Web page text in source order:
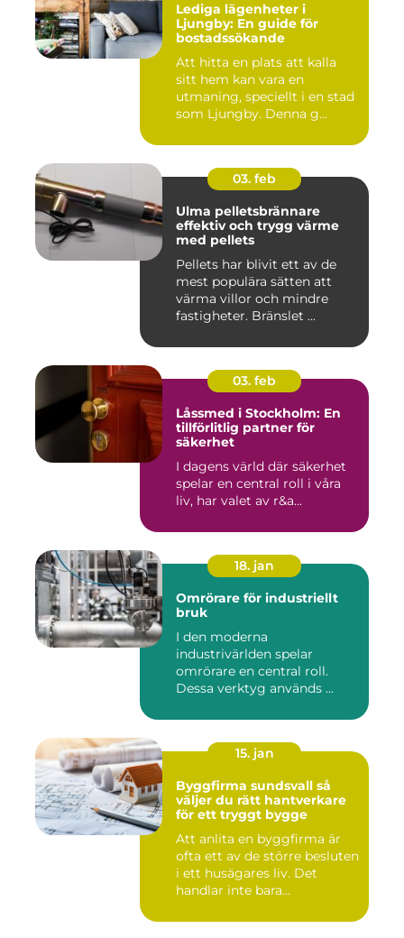
Lediga lägenheter i
Ljungby: En guide för
bostadssökande
Att hitta en plats att kalla
sitt hem kan vara en
utmaning, speciellt i en stad
som Ljungby. Denna g...
03. feb
Ulma pelletsbrännare
effektiv och trygg värme
med pellets
Pellets har blivit ett av de
mest populära sätten att
värma villor och mindre
fastigheter. Bränslet ...
03. feb
Låssmed i Stockholm: En
tillförlitlig partner för
säkerhet
I dagens värld där säkerhet
spelar en central roll i våra
liv, har valet av r&a...
18. jan
Omrörare för industriellt
bruk
I den moderna
industrivärlden spelar
omrörare en central roll.
Dessa verktyg används ...
15. jan
Byggfirma sundsvall så
väljer du rätt hantverkare
för ett tryggt bygge
Att anlita en byggfirma är
ofta ett av de större besluten
i ett husägares liv. Det
handlar inte bara...